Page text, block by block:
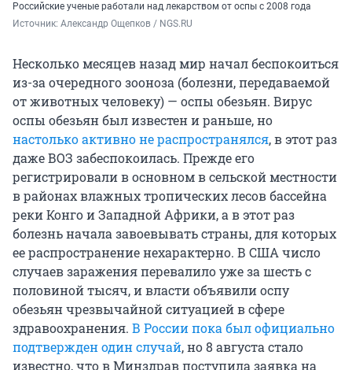
Российские ученые работали над лекарством от оспы с 2008 года
Источник: Александр Ощепков / NGS.RU
Несколько месяцев назад мир начал беспокоиться
из-за очередного зооноза (болезни, передаваемой
от животных человеку) — оспы обезьян. Вирус
оспы обезьян был известен и раньше, но
настолько активно не распространялся, в этот раз
даже ВОЗ забеспокоилась. Прежде его
регистрировали в основном в сельской местности
в районах влажных тропических лесов бассейна
реки Конго и Западной Африки, а в этот раз
болезнь начала завоевывать страны, для которых
ее распространение нехарактерно. В США число
случаев заражения перевалило уже за шесть с
половиной тысяч, и власти объявили оспу
обезьян чрезвычайной ситуацией в сфере
здравоохранения. В России пока был официально
подтвержден один случай, но 8 августа стало
известно, что в Минздрав поступила заявка на